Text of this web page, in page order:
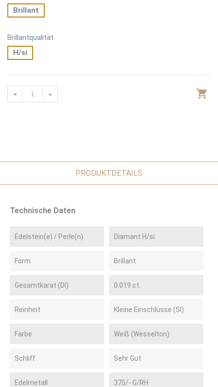
Brillant
Brillantqualität
H/si
PRODUKTDETAILS
Technische Daten
Edelstein(e) / Perle(n) Diamant H/si
Form Brillant
Gesamtkarat (DI) 0.019 ct.
Reinheit Kleine Einschlüsse (SI)
Farbe Weiß (Wesselton)
Schliff Sehr Gut
Edelmetall 375/- G/RH